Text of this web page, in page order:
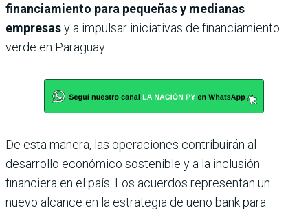
financiamiento para pequeñas y medianas
empresasy a impulsar iniciativas de financiamiento
verde en Paraguay.
De esta manera, las operaciones contribuirán al
desarrollo económico sostenible y a la inclusión
financiera en el país. Los acuerdos representan un
nuevo alcance en la estrategia de ueno bank para